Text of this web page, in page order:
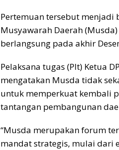
Pertemuan tersebut menjadi
Musyawarah Daerah
berlangsung pada akhir
Pelaksana tugas (Plt) Ketua
mengatakan Musda tidak
untuk memperkuat kembali
tantangan pembangunan
“Musda merupakan forum
mandat strategis, mulai dari